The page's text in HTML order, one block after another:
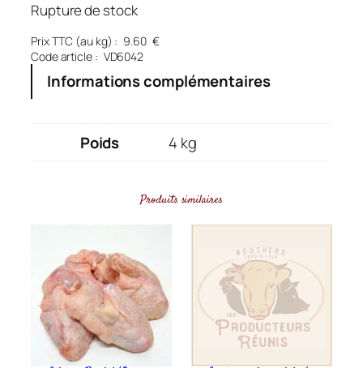
Rupture de stock
Prix TTC (au kg) : 9.60 €
Code article : VD6042
Informations complémentaires
Poids 4 kg
Produits similaires